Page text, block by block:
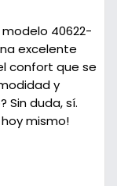
40622-
excelente
confort que se
y
Sin duda, sí.
mismo!